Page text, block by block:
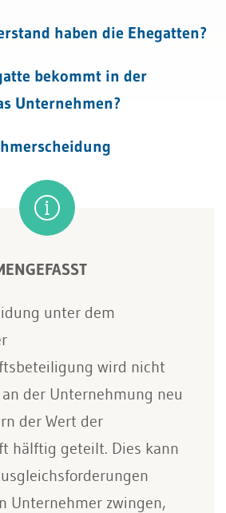
haben die Ehegatten?
bekommt in der
Unternehmen?
unter dem
wird nicht
der Unternehmung neu
der Wert der
hälftig geteilt. Dies kann
Unternehmer zwingen,